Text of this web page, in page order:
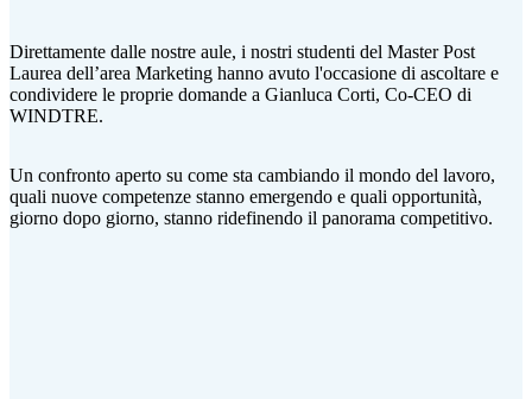
Direttamente dalle nostre aule, i nostri studenti del Master Post
Laurea dell’area Marketing hanno avuto l'occasione di ascoltare e
condividere le proprie domande a Gianluca Corti, Co-CEO di
WINDTRE.
Un confronto aperto su come sta cambiando il mondo del lavoro,
quali nuove competenze stanno emergendo e quali opportunità,
giorno dopo giorno, stanno ridefinendo il panorama competitivo.